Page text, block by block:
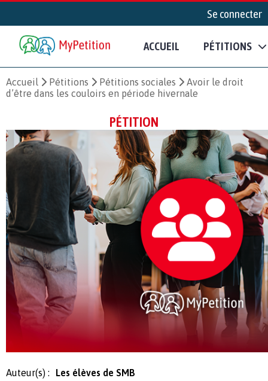
Se connecter
ACCUEIL PÉTITIONS
Accueil Pétitions Pétitions sociales
Avoir le droit
d’être dans les couloirs en période hivernale
PÉTITION
Auteur(s) :
Les élèves de SMB